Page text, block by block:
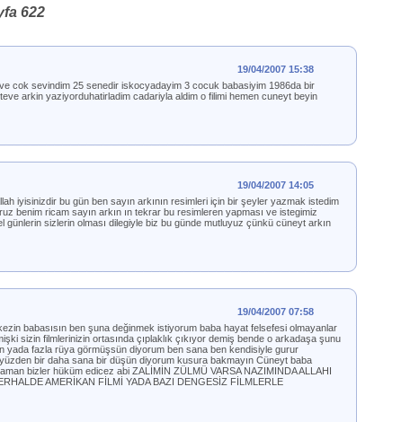
622
19/04/2007 15:38
cok sevindim 25 senedir iskocyadayim 3 cocuk babasiyim 1986da bir
arkin yaziyorduhatirladim cadariyla aldim o filimi hemen cuneyt beyin
19/04/2007 14:05
iyisinizdir bu gün ben sayın arkının resimleri için bir şeyler yazmak istedim
benim ricam sayın arkın ın tekrar bu resimleren yapması ve istegimiz
günlerin sizlerin olması dilegiyle biz bu günde mutluyuz çünkü cüneyt arkın
19/04/2007 07:58
babasısın ben şuna değinmek istiyorum baba hayat felsefesi olmayanlar
sizin filmlerinizin ortasında çıplaklık çıkıyor demiş bende o arkadaşa şunu
yada fazla rüya görmüşsün diyorum ben sana ben kendisiyle gurur
bir daha sana bir düşün diyorum kusura bakmayın Cüneyt baba
bizler hüküm edicez abi ZALİMİN ZÜLMÜ VARSA NAZIMINDA ALLAHI
AMERİKAN FİLMİ YADA BAZI DENGESİZ FİLMLERLE